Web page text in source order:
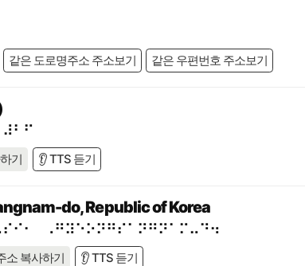
같은 도로명주소 주소보기 같은 우편번호 주소보기
기 👂 TTS 듣기
do, Republic of Korea
소 복사하기 👂 TTS 듣기